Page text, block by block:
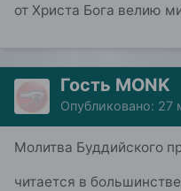
от Христа Бога велию
Гость MONK
Опубликовано: 27
Молитва Буддийского
читается в